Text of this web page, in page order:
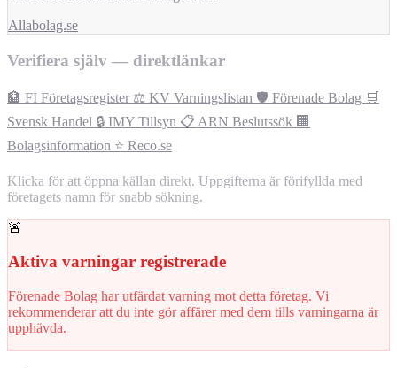
Allabolag.se
Verifiera själv — direktlänkar
🏦 FI Företagsregister ⚖️ KV Varningslistan 🛡️ Förenade Bolag 🛒
Svensk Handel 🔒 IMY Tillsyn 📋 ARN Beslutssök 🏢
Bolagsinformation ⭐ Reco.se
Klicka för att öppna källan direkt. Uppgifterna är förifyllda med
företagets namn för snabb sökning.
🚨
Aktiva varningar registrerade
Förenade Bolag har utfärdat varning mot detta företag. Vi
rekommenderar att du inte gör affärer med dem tills varningarna är
upphävda.